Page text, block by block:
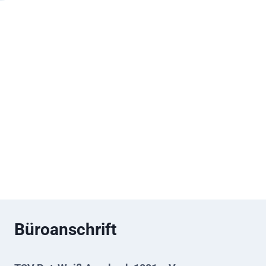
Büroanschrift